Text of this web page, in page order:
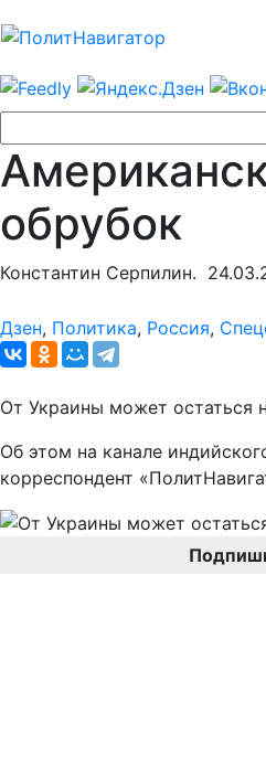
обрубок
Константин Серпилин.
Дзен, Политика, Россия,
От Украины может остаться
Об этом на канале
корреспондент